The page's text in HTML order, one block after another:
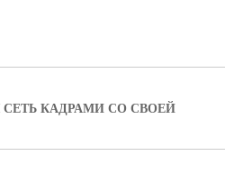
КАДРАМИ СО СВОЕЙ